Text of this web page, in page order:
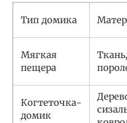
Тип домика
Мягкая
пещера
Ткань,
Когтеточка-
домик